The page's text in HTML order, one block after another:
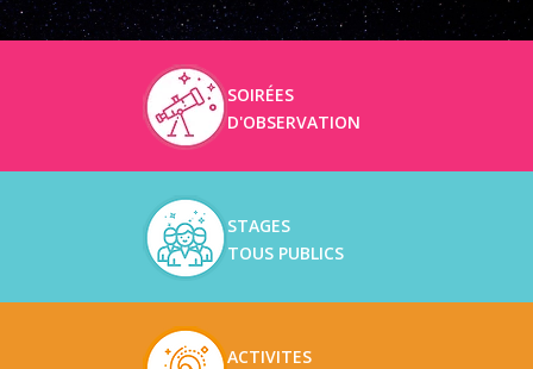
SOIRÉES
D'OBSERVATION
STAGES
TOUS PUBLICS
ACTIVITES